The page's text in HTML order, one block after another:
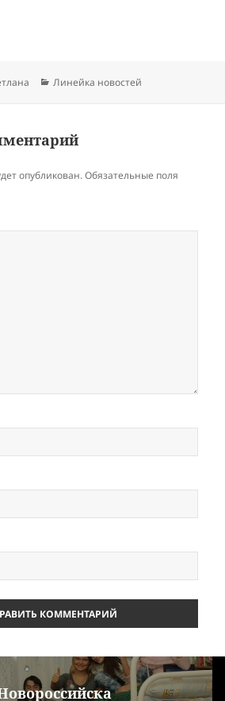
Рубрики
Линейка новостей
опубликован. Обязательные поля